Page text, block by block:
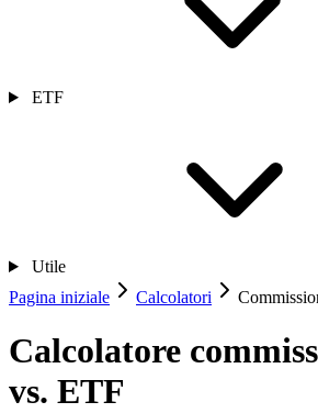
ETF
Utile
Pagina iniziale
Calcolatori
Calcolatore
vs. ETF